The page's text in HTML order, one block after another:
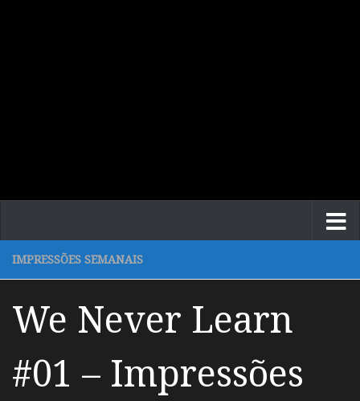
IMPRESSÕES SEMANAIS
We Never Learn
#01 – Impressões